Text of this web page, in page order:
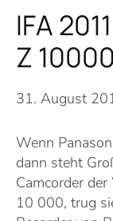
IFA
Z
31. August
Wenn
dann steht
Camcorder
10 000, trug